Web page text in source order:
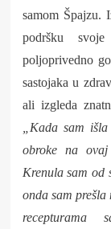
samom Špajzu.
podršku
poljoprivedno
sastojaka u
ali izgleda
„Kada sam
obroke na
Krenula sam od
onda sam